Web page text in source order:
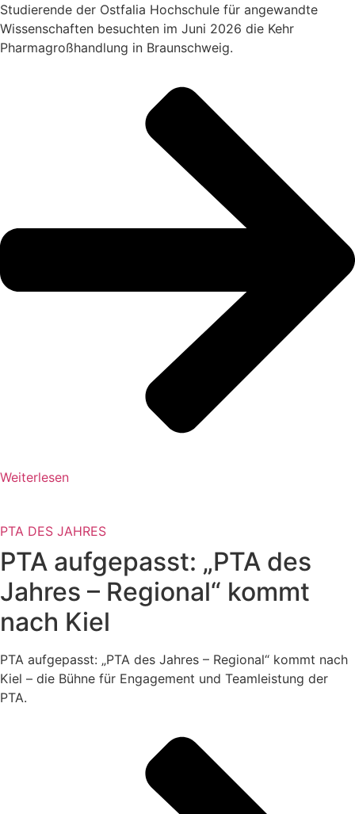
Studierende der Ostfalia Hochschule für angewandte
Wissenschaften besuchten im Juni 2026 die Kehr
Pharmagroßhandlung in Braunschweig.
Weiterlesen
PTA DES JAHRES
PTA aufgepasst: „PTA des
Jahres – Regional“ kommt
nach Kiel
PTA aufgepasst: „PTA des Jahres – Regional“ kommt nach
Kiel – die Bühne für Engagement und Teamleistung der
PTA.